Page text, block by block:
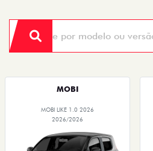
MOBI
MOBI LIKE 1.0 2026
2026/2026